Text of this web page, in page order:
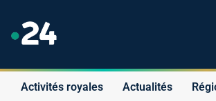
Activités royales Actualités